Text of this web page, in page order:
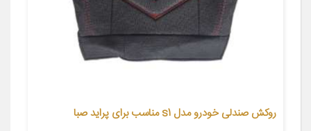
روکش صندلی خودرو مدل s1 مناسب برای پراید صبا